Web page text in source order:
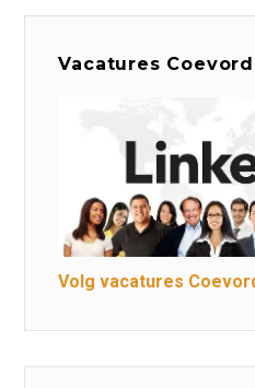
Vacatures
Volg vacatures